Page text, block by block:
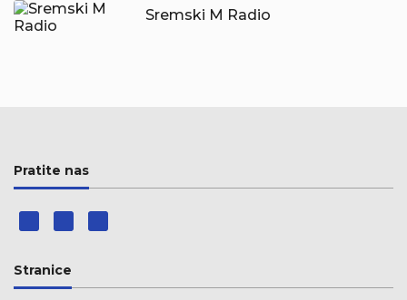
Sremski M Radio
Pratite nas
Stranice